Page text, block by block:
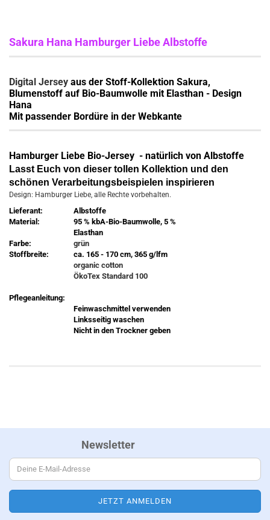
Sakura Hana Hamburger Liebe Albstoffe
Digital Jersey aus der Stoff-Kollektion Sakura,
Blumenstoff auf Bio-Baumwolle mit Elasthan - Design
Hana
Mit passender Bordüre in der Webkante
Hamburger Liebe Bio-Jersey - natürlich von Albstoffe
Lasst Euch von dieser tollen Kollektion und den
schönen Verarbeitungsbeispielen inspirieren
Design: Hamburger Liebe, alle Rechte vorbehalten.
Lieferant:
Albstoffe
Material:
95 % kbA-Bio-Baumwolle, 5 %
Elasthan
Farbe:
grün
Stoffbreite:
ca. 165 - 170 cm, 365 g/lfm
organic cotton
ÖkoTex Standard 100
Pflegeanleitung:
Feinwaschmittel verwenden
Linksseitig waschen
Nicht in den Trockner geben
Newsletter